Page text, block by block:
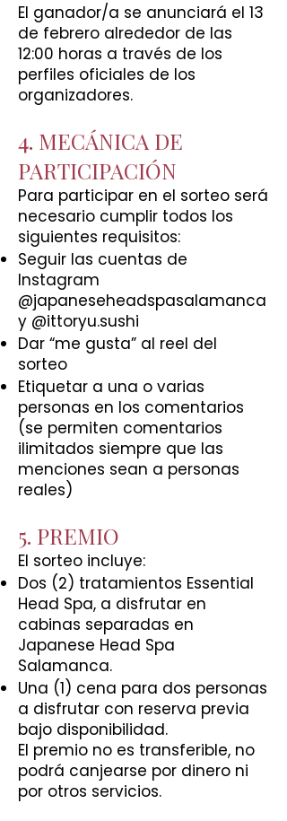
El ganador/a se anunciará el 13
de febrero alrededor de las
12:00 horas a través de los
perfiles oficiales de los
organizadores.
4. MECÁNICA DE
PARTICIPACIÓN
Para participar en el sorteo será
necesario cumplir todos los
siguientes requisitos:
Seguir las cuentas de
Instagram
@japaneseheadspasalamanca
y @ittoryu.sushi
Dar “me gusta” al reel del
sorteo
Etiquetar a una o varias
personas en los comentarios
(se permiten comentarios
ilimitados siempre que las
menciones sean a personas
reales)
5. PREMIO
El sorteo incluye:
Dos (2) tratamientos Essential
Head Spa, a disfrutar en
cabinas separadas en
Japanese Head Spa
Salamanca.
Una (1) cena para dos personas
a disfrutar con reserva previa
bajo disponibilidad.
El premio no es transferible, no
podrá canjearse por dinero ni
por otros servicios.